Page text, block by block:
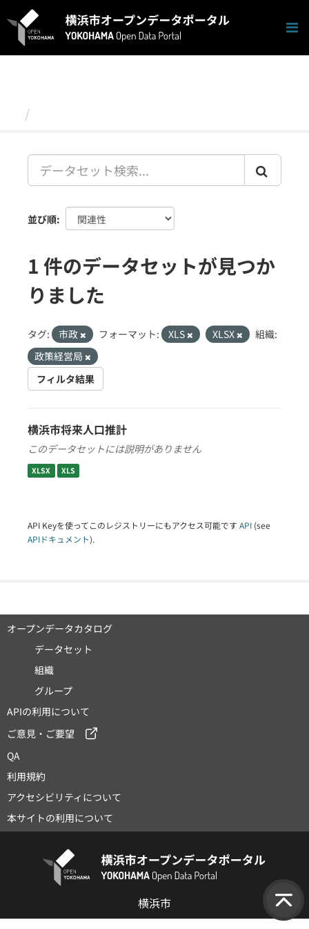
キ
並び順
1 件のデータセットが見つか
りました
タグ: 市政 フォーマット: XLS XLSX
組織:
政策経営局
フィルタ結果
横浜市将来人口推計
このデータセットには説明がありません
XLSX XLS
API Keyを使ってこのレジストリーにもアクセス可能です API (see
APIドキュメント).
オープンデータカタログ
データセット
組織
グループ
APIの利用について
ご意見・ご要望
QA
利用規約
アクセシビリティについて
本サイトの利用について
横浜市